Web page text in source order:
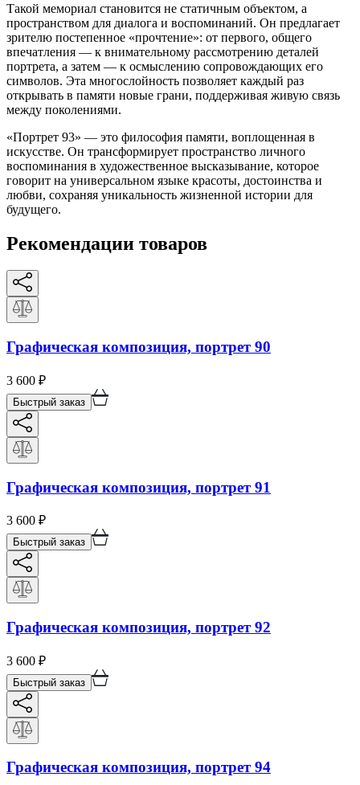
Такой мемориал становится не статичным объектом, а
пространством для диалога и воспоминаний. Он предлагает
зрителю постепенное «прочтение»: от первого, общего
впечатления — к внимательному рассмотрению деталей
портрета, а затем — к осмыслению сопровождающих его
символов. Эта многослойность позволяет каждый раз
открывать в памяти новые грани, поддерживая живую связь
между поколениями.
«Портрет 93» — это философия памяти, воплощенная в
искусстве. Он трансформирует пространство личного
воспоминания в художественное высказывание, которое
говорит на универсальном языке красоты, достоинства и
любви, сохраняя уникальность жизненной истории для
будущего.
Рекомендации товаров
Графическая композиция, портрет 90
3 600 ₽
Быстрый заказ
Графическая композиция, портрет 91
3 600 ₽
Быстрый заказ
Графическая композиция, портрет 92
3 600 ₽
Быстрый заказ
Графическая композиция, портрет 94